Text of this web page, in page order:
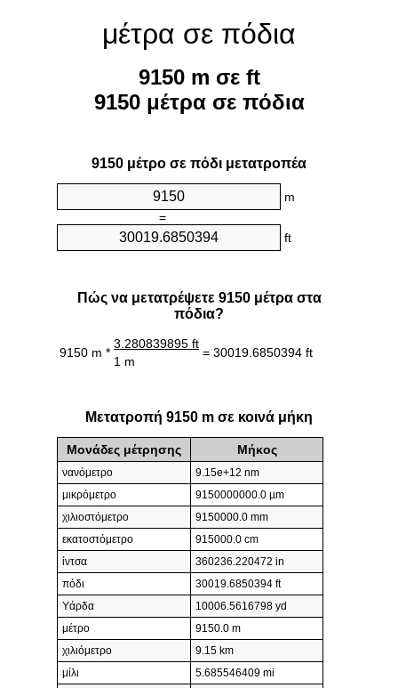
μέτρα σε πόδια
9150 m σε ft
9150 μέτρα σε πόδια
9150 μέτρο σε πόδι μετατροπέα
m
=
ft
Πώς να μετατρέψετε 9150 μέτρα στα
πόδια?
9150 m *
3.280839895 ft
= 30019.6850394 ft
1 m
Μετατροπή 9150 m σε κοινά μήκη
Μονάδες μέτρησης Μήκος
νανόμετρο
9.15e+12 nm
μικρόμετρο
9150000000.0 µm
χιλιοστόμετρο
9150000.0 mm
εκατοστόμετρο
915000.0 cm
ίντσα
360236.220472 in
πόδι
30019.6850394 ft
Υάρδα
10006.5616798 yd
μέτρο
9150.0 m
χιλιόμετρο
9.15 km
μίλι
5.685546409 mi